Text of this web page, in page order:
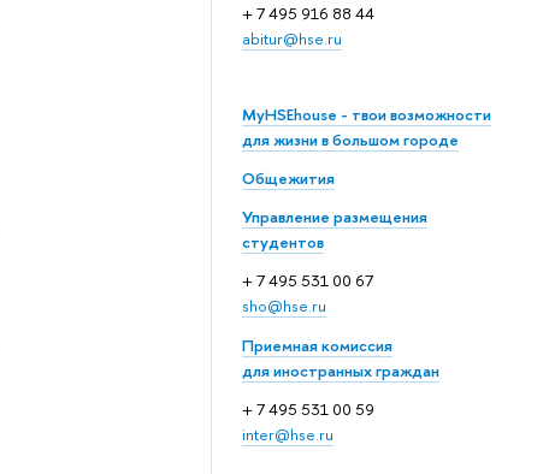
+ 7 495 916 88 44
abitur@hse.ru
MyHSEhouse - твои возможности
для жизни в большом городе
Общежития
Управление размещения
студентов
+ 7 495 531 00 67
sho@hse.ru
Приемная комиссия
для иностранных граждан
+ 7 495 531 00 59
inter@hse.ru